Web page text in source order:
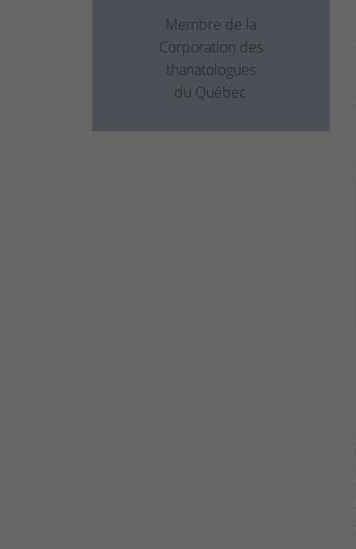
Membre de la
Corporation des
thanatologues
du Québec